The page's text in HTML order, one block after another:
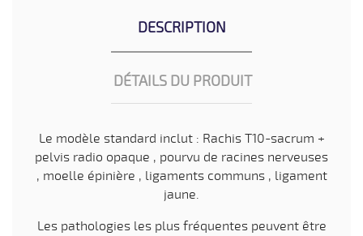
DESCRIPTION
DÉTAILS DU PRODUIT
Le modèle standard inclut : Rachis T10-sacrum +
pelvis radio opaque , pourvu de racines nerveuses
, moelle épinière , ligaments communs , ligament
jaune.
Les pathologies les plus fréquentes peuvent être